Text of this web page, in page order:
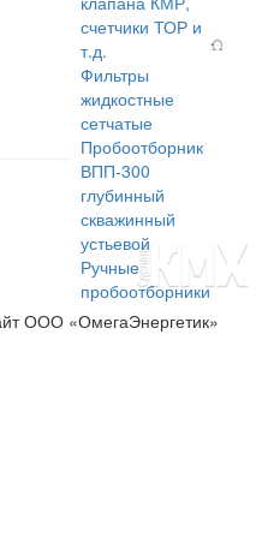
счетчики ТОР и
т.д.
Фильтры
жидкостные
сетчатые
Пробоотборник
ВПП-300
глубинный
скважинный
устьевой
Ручные
пробоотборники
ООО «ОмегаЭнергетик»